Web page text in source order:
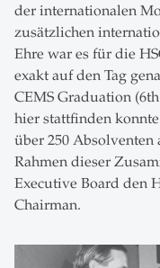
der internationalen
zusätzlichen
Ehre war es für die
exakt auf den Tag
CEMS Graduation
hier stattfinden
über 250
Rahmen dieser
Executive Board den
Chairman.